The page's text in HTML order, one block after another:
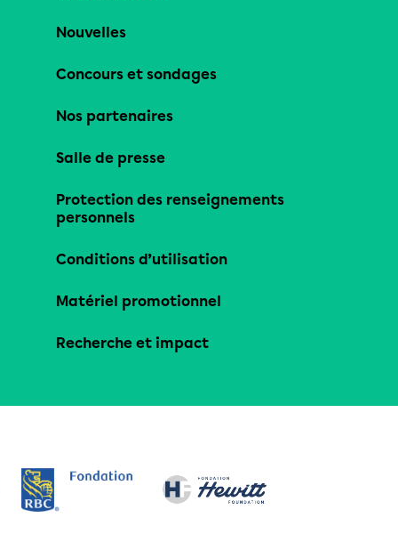
Nouvelles
Concours et sondages
Nos partenaires
Salle de presse
Protection des renseignements
personnels
Conditions d’utilisation
Matériel promotionnel
Recherche et impact